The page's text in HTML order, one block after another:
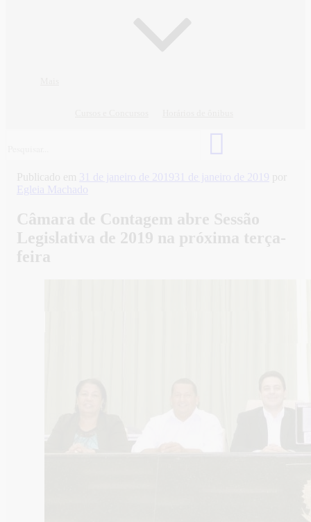
Publicado em 31 de janeiro de 2019 31 de janeiro de 2019 por
Egleia Machado
Câmara de Contagem abre Sessão
Legislativa de 2019 na próxima terça-
feira